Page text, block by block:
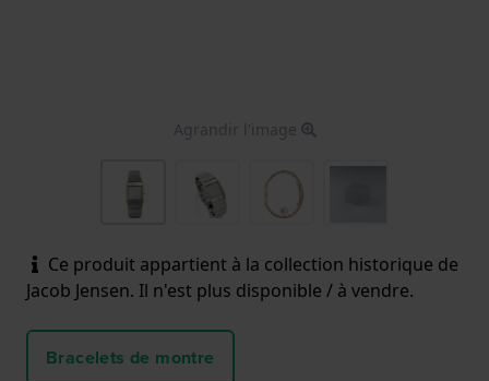
Agrandir l'image
Ce produit appartient à la collection historique de
Jacob Jensen. Il n'est plus disponible / à vendre.
Bracelets de montre